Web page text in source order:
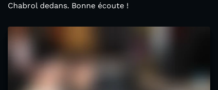
Chabrol dedans. Bonne écoute !